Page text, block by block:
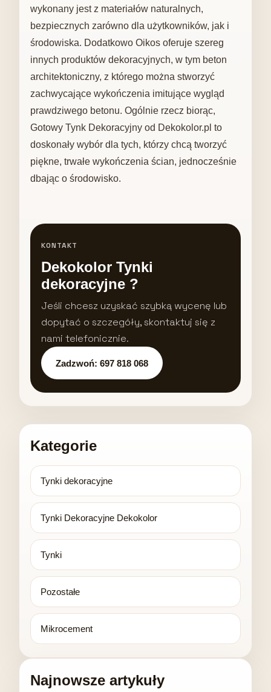
wykonany jest z materiałów naturalnych,
bezpiecznych zarówno dla użytkowników, jak i
środowiska. Dodatkowo Oikos oferuje szereg
innych produktów dekoracyjnych, w tym beton
architektoniczny, z którego można stworzyć
zachwycające wykończenia imitujące wygląd
prawdziwego betonu. Ogólnie rzecz biorąc,
Gotowy Tynk Dekoracyjny od Dekokolor.pl to
doskonały wybór dla tych, którzy chcą tworzyć
piękne, trwałe wykończenia ścian, jednocześnie
dbając o środowisko.
KONTAKT
Dekokolor Tynki
dekoracyjne ?
Jeśli chcesz uzyskać szybką wycenę lub
dopytać o szczegóły, skontaktuj się z
nami telefonicznie.
Zadzwoń: 697 818 068
Kategorie
Tynki dekoracyjne
Tynki Dekoracyjne Dekokolor
Tynki
Pozostałe
Mikrocement
Najnowsze artykuły